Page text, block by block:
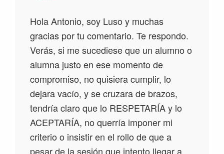
Hola Antonio, soy Luso y muchas
gracias por tu comentario. Te respondo.
Verás, si me sucediese que un alumno o
alumna justo en ese momento de
compromiso, no quisiera cumplir, lo
dejara vacío, y se cruzara de brazos,
tendría claro que lo RESPETARÍA y lo
ACEPTARÍA, no querría imponer mi
criterio o insistir en el rollo de que a
pesar de la sesión que intento llegar a